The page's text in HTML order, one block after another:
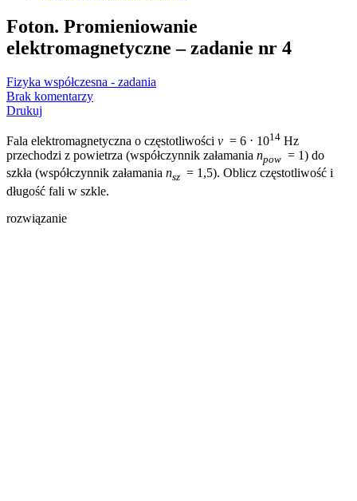
Foton. Promieniowanie
elektromagnetyczne – zadanie nr 4
Fizyka współczesna - zadania
Brak komentarzy
Drukuj
Fala elektromagnetyczna o częstotliwości ν = 6 ⋅ 1014 Hz
przechodzi z powietrza (współczynnik załamania npow = 1) do
szkła (współczynnik załamania nsz = 1,5). Oblicz częstotliwość i
długość fali w szkle.
rozwiązanie